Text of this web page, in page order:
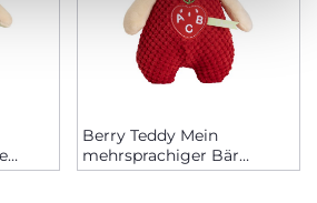
Berry Teddy Mein
mehrsprachiger Bär
Lernspiel (DE/EN/FR)